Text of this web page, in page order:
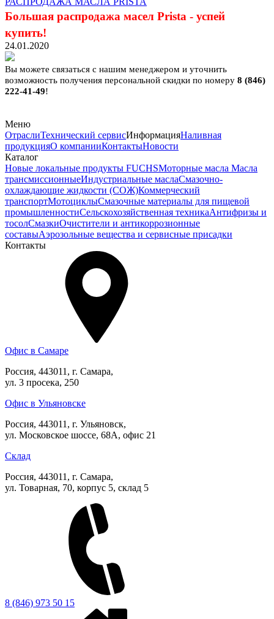
Большая распродажа масел Prista - успей
купить!
24.01.2020
Вы можете связаться с нашим менеджером и уточнить
возможность получения персональной скидки по номеру 8 (846)
222-41-49!
Меню
ОтраслиТехнический сервисИнформацияНаливная
продукцияО компанииКонтактыНовости
Каталог
Новые локальные продукты FUCHSМоторные масла Масла
трансмиссионныеИндустриальные маслаСмазочно-
охлаждающие жидкости (СОЖ)Коммерческий
транспортМотоциклыСмазочные материалы для пищевой
промышленностиСельскохозяйственная техникаАнтифризы и
тосолСмазкиОчистители и антикоррозионные
составыАэрозольные вещества и сервисные присадки
Контакты
Офис в Самаре
Россия, 443011, г. Самара,
ул. 3 просека, 250
Офис в Ульяновске
Россия, 443011, г. Ульяновск,
ул. Московское шоссе, 68А, офис 21
Склад
Россия, 443011, г. Самара,
ул. Товарная, 70, корпус 5, склад 5
8 (846) 973 50 15